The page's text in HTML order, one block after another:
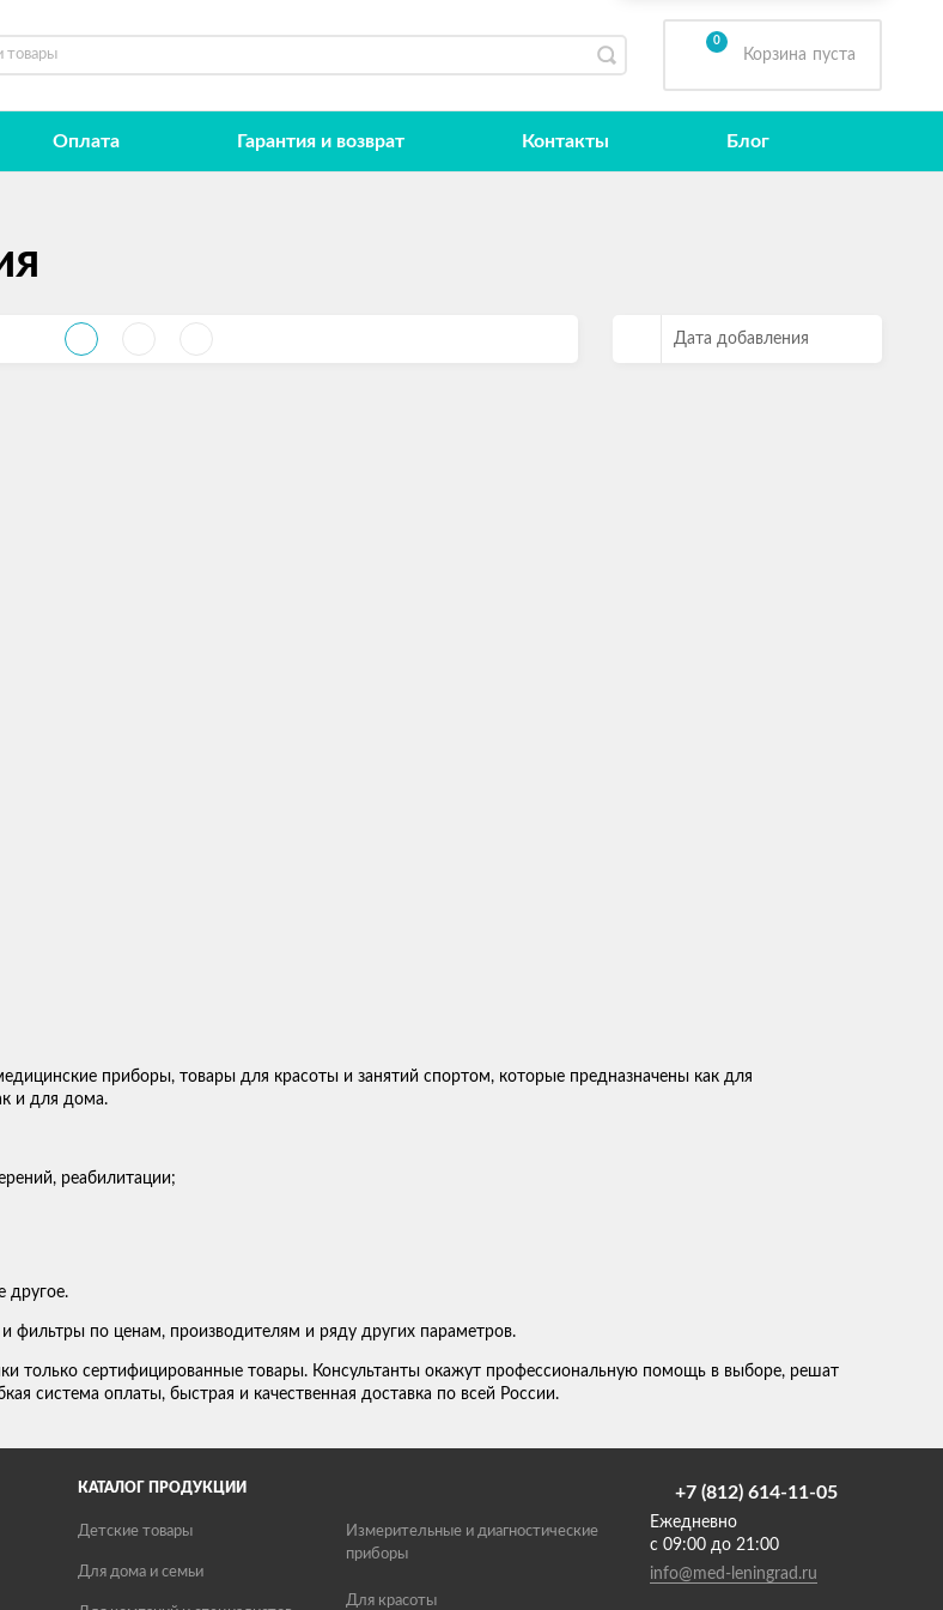
0
Корзина пуста
Оплата Гарантия и возврат Контакты Блог
Дата добавления
приборы, товары для красоты и занятий спортом, которые предназначены как для
и для дома.
реабилитации;
другое.
фильтры по ценам, производителям и ряду других параметров.
только сертифицированные товары. Консультанты окажут профессиональную помощь в выборе, решат
система оплаты, быстрая и качественная доставка по всей России.
КАТАЛОГ ПРОДУКЦИИ
Детские товары
Для дома и семьи
Измерительные и диагностические
приборы
Для красоты
+7 (812) 614-11-05
Ежедневно
с 09:00 до 21:00
info@med-leningrad.ru